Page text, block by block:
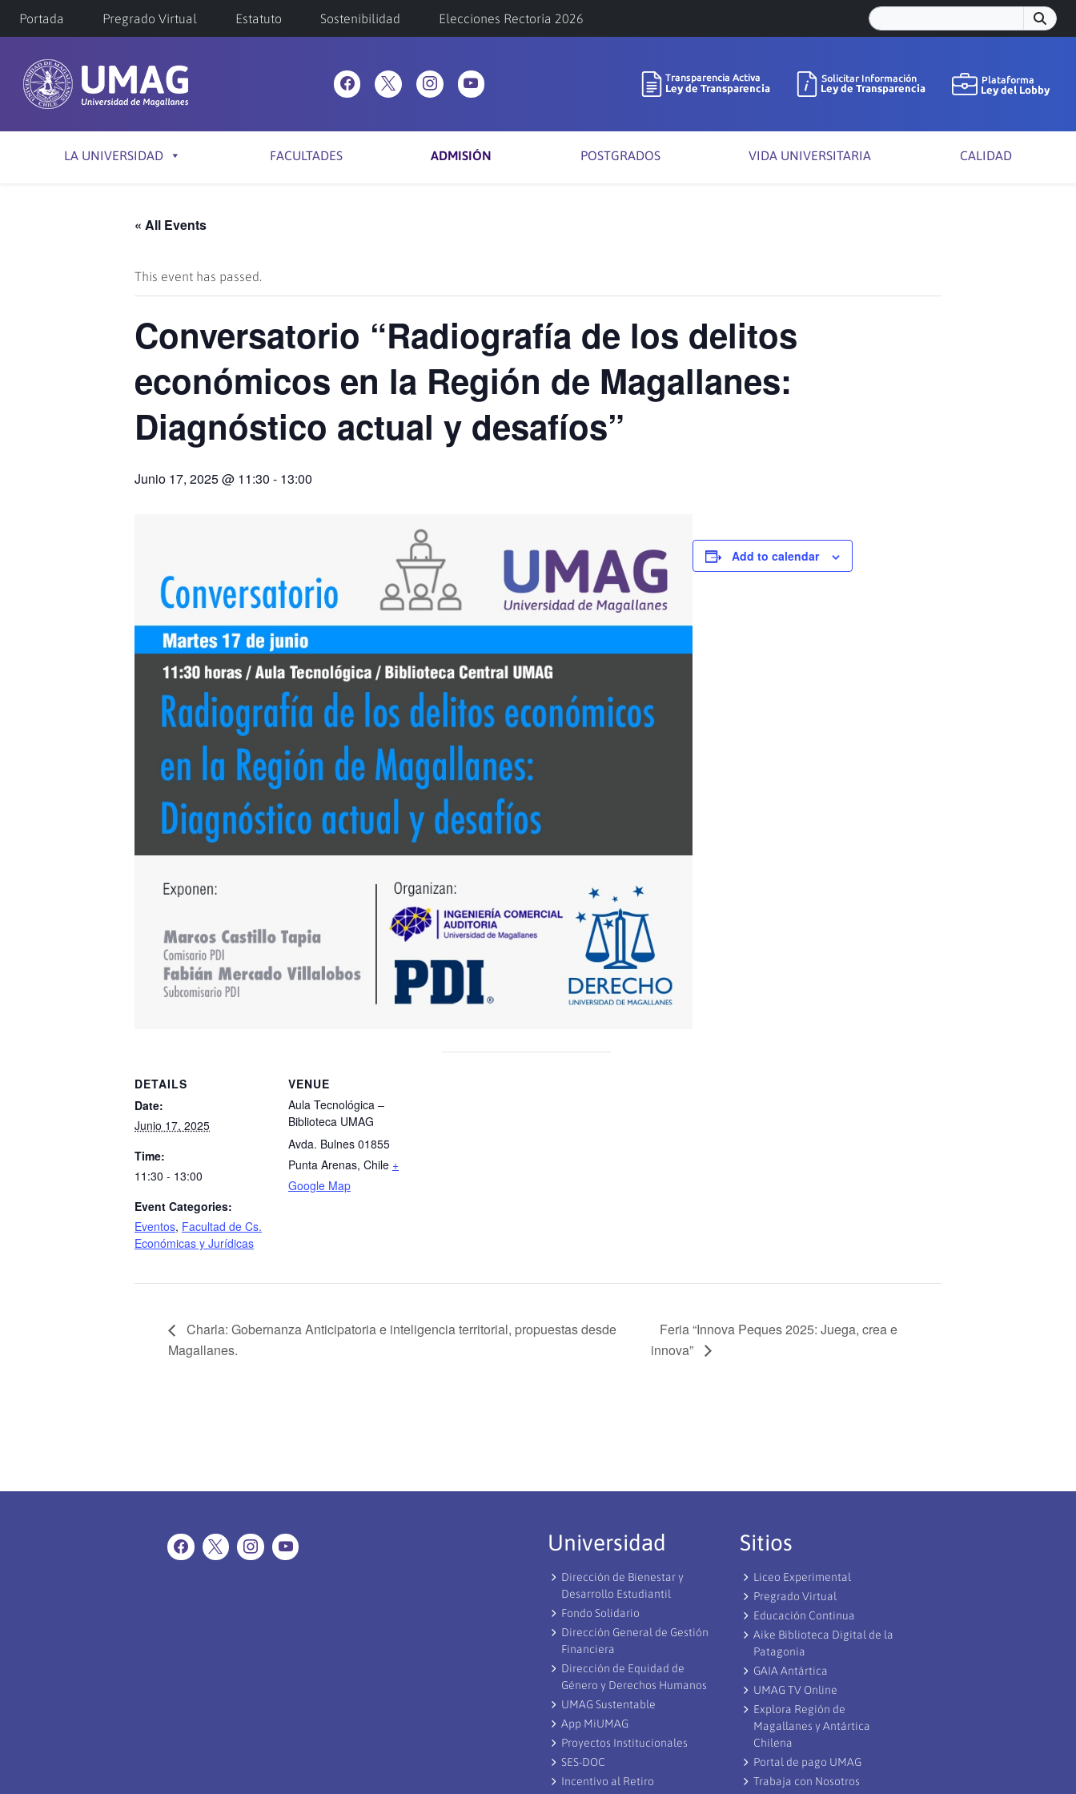
Portada Pregrado Virtual Estatuto Sostenibilidad Elecciones Rectoría 2026
LA UNIVERSIDAD FACULTADES ADMISIÓN POSTGRADOS VIDA UNIVERSITARIA CALIDAD
« All Events
This event has passed.
Conversatorio “Radiografía de los delitos
económicos en la Región de Magallanes:
Diagnóstico actual y desafíos”
Junio 17, 2025 @ 11:30 - 13:00
Add to calendar
DETAILS
Date:
Junio 17, 2025
Time:
11:30 - 13:00
Event Categories:
Eventos, Facultad de Cs.
Económicas y Jurídicas
VENUE
Aula Tecnológica –
Biblioteca UMAG
Avda. Bulnes 01855
Punta Arenas, Chile +
Google Map
Charla: Gobernanza Anticipatoria e inteligencia territorial, propuestas desde
Magallanes.
Feria “Innova Peques 2025: Juega, crea e
innova”
Universidad
Dirección de Bienestar y
Desarrollo Estudiantil
Fondo Solidario
Dirección General de Gestión
Financiera
Dirección de Equidad de
Género y Derechos Humanos
UMAG Sustentable
App MiUMAG
Proyectos Institucionales
SES-DOC
Incentivo al Retiro
Sitios
Liceo Experimental
Pregrado Virtual
Educación Continua
Aike Biblioteca Digital de la
Patagonia
GAIA Antártica
UMAG TV Online
Explora Región de
Magallanes y Antártica
Chilena
Portal de pago UMAG
Trabaja con Nosotros